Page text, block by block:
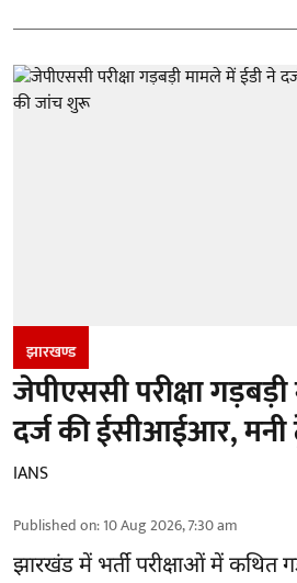
झारखण्‍ड
जेपीएससी परीक्षा
दर्ज की ईसीआईआर,
IANS
Published on:10 Aug 2026, 7:30 am
झारखंड में भर्ती परीक्षाओंमें कथित